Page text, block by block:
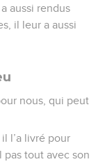
aussi rendus
il leur a aussi
nous, qui peut
l’a livré pour
pas tout avec son